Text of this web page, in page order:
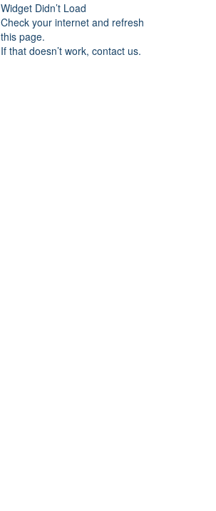
Widget Didn’t Load
Check your internet and refresh
this page.
If that doesn’t work, contact us.